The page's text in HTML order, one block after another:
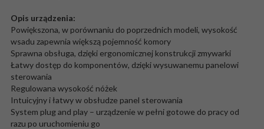
Opis urządzenia:
Powiększona, w porównaniu do poprzednich modeli, wysokość
wsadu zapewnia większą pojemność komory
Sprawna obsługa, dzięki ergonomicznej konstrukcji zmywarki
Łatwy dostęp do komponentów, dzięki wysuwanemu panelowi
sterowania
Regulowana wysokość nóżek
Intuicyjny i łatwy w obsłudze panel sterowania
System plug and play – urządzenie w pełni gotowe do pracy od
razu po uruchomieniu go